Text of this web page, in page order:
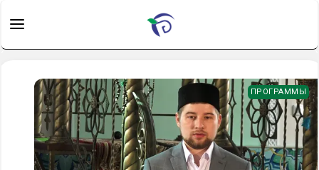
ПРОГРАММЫ